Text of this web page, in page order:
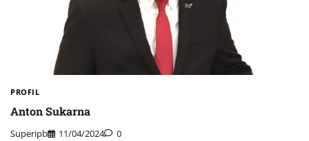
PROFIL
Anton Sukarna
Superipb 11/04/2024 0